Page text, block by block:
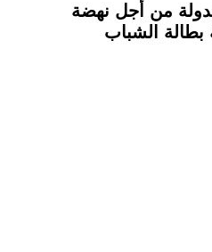
من أجل نهضة
بطالة الشباب